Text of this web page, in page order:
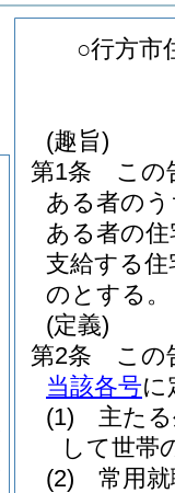
○行方市
(趣旨)
第1条
この
ある者の
ある者の
支給する
のとする。
(定義)
第2条
この
当該各号に
(1)
主た
して世帯
(2)
常用